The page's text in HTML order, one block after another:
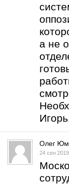
а не
Олег
24 сен 2019